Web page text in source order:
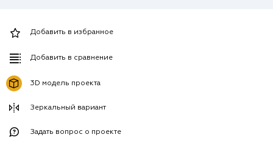
Добавить в избранное
Добавить в сравнение
3D модель проекта
Зеркальный вариант
Задать вопрос о проекте